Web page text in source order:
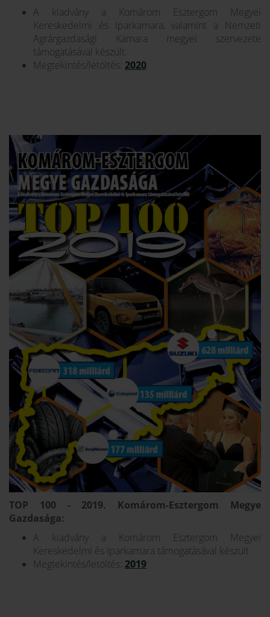
A kiadvány a Komárom Esztergom Megyei
Kereskedelmi és Iparkamara, valamint a Nemzeti
Agrárgazdasági Kamara megyei szervezete
támogatásával készült.
Megtekintés/letöltés: 2020
TOP 100 - 2019. Komárom-Esztergom Megye
Gazdasága:
A kiadvány a Komárom Esztergom Megyei
Kereskedelmi és Iparkamara támogatásával készült
Megtekintés/letöltés: 2019